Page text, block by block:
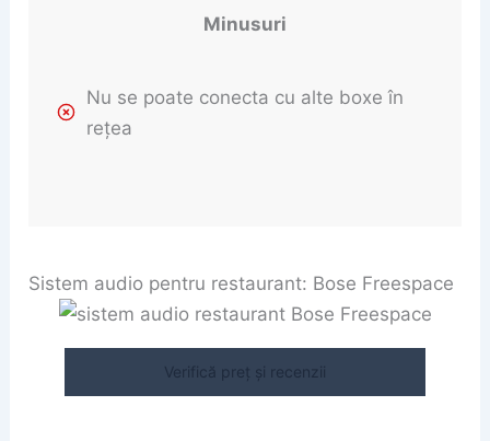
Minusuri
Nu se poate conecta cu alte boxe în
rețea
Sistem audio pentru restaurant: Bose Freespace
Verifică preț și recenzii